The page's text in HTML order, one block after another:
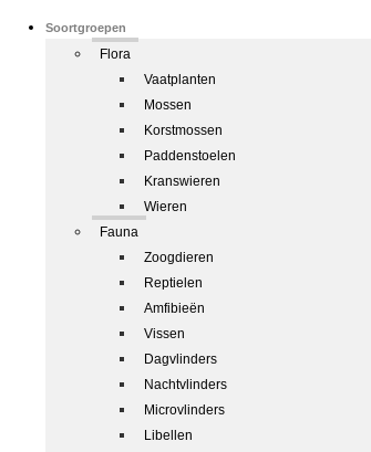
Soortgroepen
Flora
Vaatplanten
Mossen
Korstmossen
Paddenstoelen
Kranswieren
Wieren
Fauna
Zoogdieren
Reptielen
Amfibieën
Vissen
Dagvlinders
Nachtvlinders
Microvlinders
Libellen